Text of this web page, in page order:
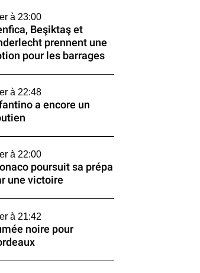
à 23:00
Beşiktaş et
prennent une
pour les barrages
à 22:48
a encore un
à 22:00
poursuit sa prépa
une victoire
à 21:42
noire pour